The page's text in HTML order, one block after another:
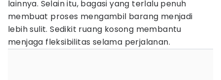
lainnya. Selain itu, bagasi yang terlalu penuh
membuat proses mengambil barang menjadi
lebih sulit. Sedikit ruang kosong membantu
menjaga fleksibilitas selama perjalanan.